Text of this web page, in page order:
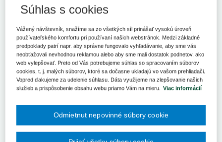
zdravotnej starostlivosti (II.)
východiskám občianskoprávnej zodpovednosti za škodu pri
poskytovaní zdravotnej starostlivosti aj jej charakterizácii
a definícii prostredníctvom Občianskeho zákonníka. V ďalšej časti
článku s...
Kľúčové slová
Škoda
Občianskoprávna zodpovednosť
Súhlas s cookies
Vážený návštevník, snažíme sa zo všetkých síl prinášať vysokú úroveň
používateľského komfortu pri používaní našich webstránok. Medzi základné
predpoklady patrí napr. aby správne fungovalo vyhľadávanie, aby sme vás
neobťažovali nevhodnou reklamou alebo aby sme mali dostatok podnetov, ako
web vylepšovať. Preto od Vás potrebujeme súhlas so spracovaním súborov
cookies, t. j. malých súborov, ktoré sa dočasne ukladajú vo vašom prehliadači.
Vopred ďakujeme za udelenie súhlasu. Dáta využijeme na zlepšovanie našich
služieb a prispôsobenie obsahu webu priamo Vám na mieru.
Viac informácií
Odmietnut nepovinné súbory cookie